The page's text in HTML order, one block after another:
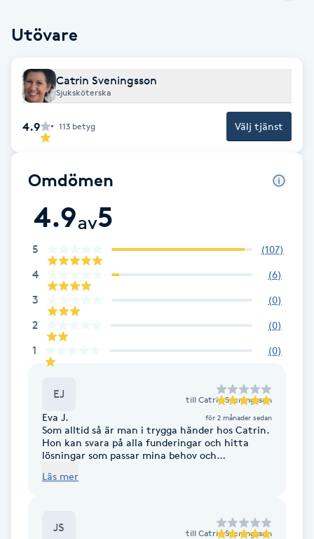
Frekvensterapi
Friskvård
Friskvårdsmassage
Funktionsanalys
Färgning
Föning
Gelenaglar
Gellack
Utövare
Catrin Sveningsson
Sjuksköterska
4.9 113 betyg Välj tjänst
Omdömen
4.9av5
5 (107)
4 (6)
3 (0)
2 (0)
1 (0)
EJ till Catrin Sveningsson
Eva J. för 2 månader sedan
Som alltid så är man i trygga händer hos Catrin.
Hon kan svara på alla funderingar och hitta
lösningar som passar mina behov och
Läs mer
JS till Catrin Sveningsson